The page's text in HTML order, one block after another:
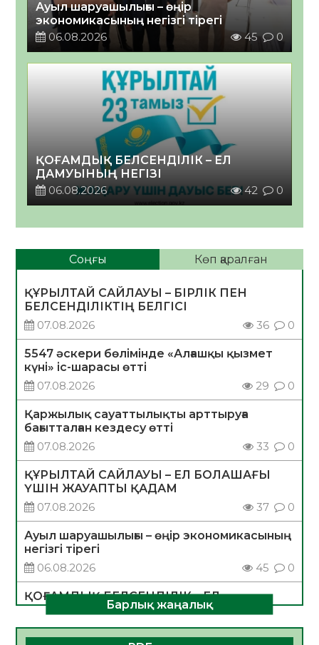
Ауыл шаруашылығы – өңір
экономикасының негізгі тірегі
06.08.2026
45 0
ҚОҒАМДЫҚ БЕЛСЕНДІЛІК – ЕЛ
ДАМУЫНЫҢ НЕГІЗІ
06.08.2026
42 0
Соңғы Көп қаралған
ҚҰРЫЛТАЙ САЙЛАУЫ – БІРЛІК ПЕН
БЕЛСЕНДІЛІКТІҢ БЕЛГІСІ
07.08.2026
36 0
5547 әскери бөлімінде «Алғашқы қызмет
күні» іс-шарасы өтті
07.08.2026
29 0
Қаржылық сауаттылықты арттыруға
бағытталған кездесу өтті
07.08.2026
33 0
ҚҰРЫЛТАЙ САЙЛАУЫ – ЕЛ БОЛАШАҒЫ
ҮШІН ЖАУАПТЫ ҚАДАМ
07.08.2026
37 0
Ауыл шаруашылығы – өңір экономикасының
негізгі тірегі
06.08.2026
45 0
ҚОҒАМДЫҚ БЕЛСЕНДІЛІК – ЕЛ
ДАМУЫНЫҢ НЕГІЗІ
06.08.2026
42 0
Барлық жаңалық